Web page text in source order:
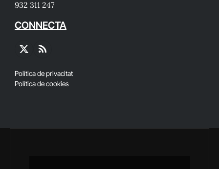
932 311 247
CONNECTA
X
RSS
Política de privacitat
Política de cookies